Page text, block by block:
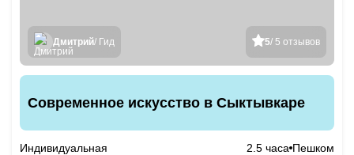
5/ 5 отзывов
Дмитрий/ Гид
Современное искусство в Сыктывкаре
Индивидуальная 2.5 часа Пешком